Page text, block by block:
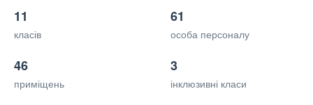
11
класів
61
особа персоналу
46
приміщень
3
інклюзивні класи